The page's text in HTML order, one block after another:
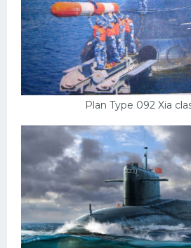
Plan Type 092 Xia